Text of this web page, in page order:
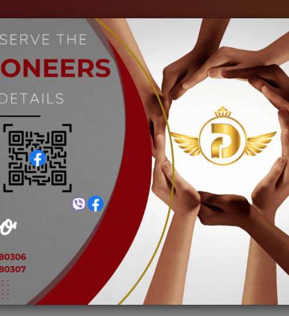
ကျွန်ုပ်တို့အကြောင်း စက်မှုလုပ်ငန်းများ ပုံများ သတင်းများ CSR
ဆို့ချွန်
Home ဆို့ချွန်